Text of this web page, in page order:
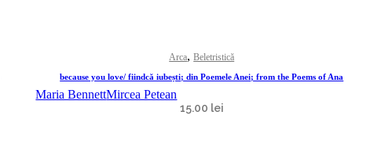
Arca,Beletristică
because you love/ fiindcă iubești; din Poemele Anei; from the Poems of Ana
Maria BennettMircea Petean
15.00 lei